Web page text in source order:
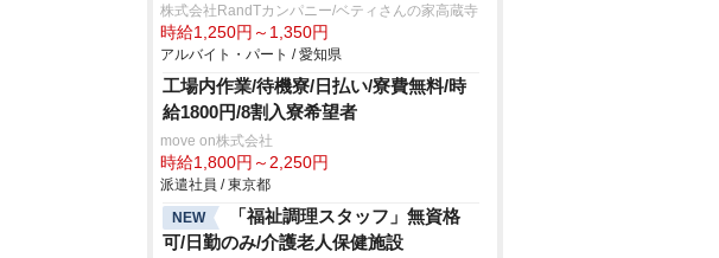
株式会社RandTカンパニー/ベティさんの家高蔵寺
時給1,250円～1,350円
アルバイト・パート / 愛知県
工場内作業/待機寮/日払い/寮費無料/時
給1800円/8割入寮希望者
move on株式会社
時給1,800円～2,250円
派遣社員 / 東京都
NEW
「福祉調理スタッフ」無資格
可/日勤のみ/介護老人保健施設